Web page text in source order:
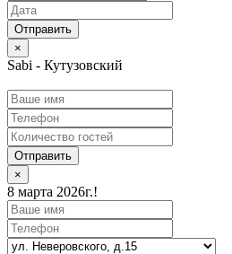
×
Sabi - Кутузовский
Отправить
×
8 марта 2026г.!